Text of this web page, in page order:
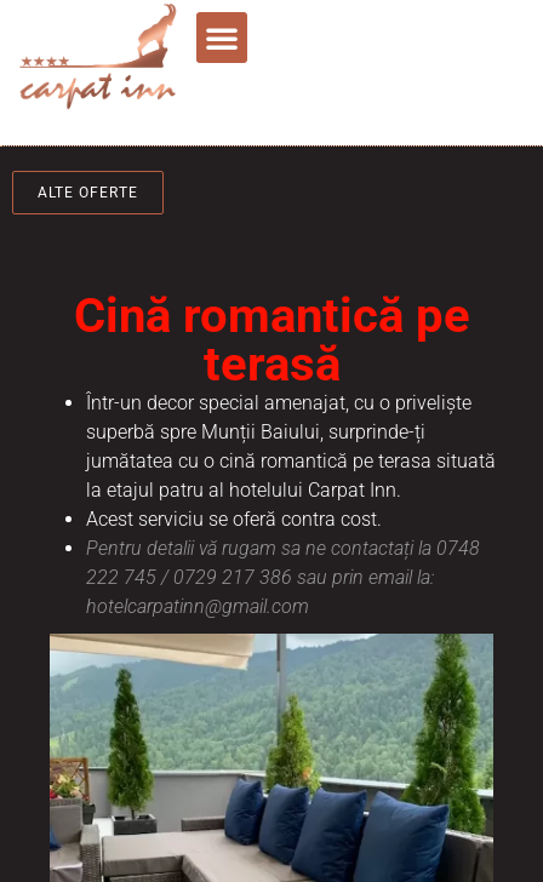
ALTE OFERTE
Cină romantică pe
terasă
Într-un decor special amenajat, cu o priveliște
superbă spre Munții Baiului, surprinde-ți
jumătatea cu o cină romantică pe terasa situată
la etajul patru al hotelului Carpat Inn.
Acest serviciu se oferă contra cost.
Pentru detalii vă rugam sa ne contactați la 0748
222 745 / 0729 217 386 sau prin email la:
hotelcarpatinn@gmail.com